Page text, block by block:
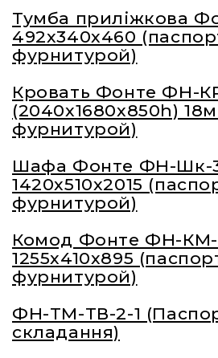
Тумба приліжкова
492х340х460
фурнитурой)
Кровать Фонте ФН-
(2040х1680х850h)
фурнитурой)
Шафа Фонте ФН-Шк-
1420х510х2015
фурнитурой)
Комод Фонте ФН-
1255х410х895
фурнитурой)
ФН-ТМ-ТВ-2-1
складання)